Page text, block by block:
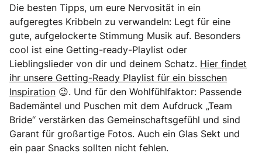
Die besten Tipps, um eure Nervosität in ein
aufgeregtes Kribbeln zu verwandeln: Legt für eine
gute, aufgelockerte Stimmung Musik auf. Besonders
cool ist eine Getting-ready-Playlist oder
Lieblingslieder von dir und deinem Schatz. Hier findet
ihr unsere Getting-Ready Playlist für ein bisschen
Inspiration 😉. Und für den Wohlfühlfaktor: Passende
Bademäntel und Puschen mit dem Aufdruck „Team
Bride“ verstärken das Gemeinschaftsgefühl und sind
Garant für großartige Fotos. Auch ein Glas Sekt und
ein paar Snacks sollten nicht fehlen.